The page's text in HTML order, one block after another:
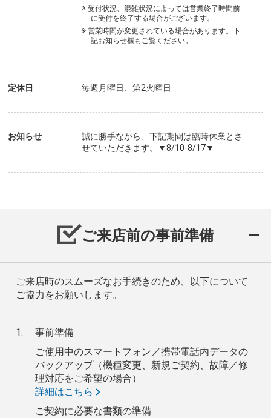
※ 受付状況、混雑状況によっては営業終了時間前
に受付を終了する場合がございます。
※ 営業時間が変更されている場合があります。下
記お知らせ欄もご覧ください。
定休日 毎週月曜日、第2火曜日
お知らせ
誠に勝手ながら、下記期間は臨時休業とさ
せていただきます。▼8/10-8/17▼
ご来店前の事前準備
ご来店時のスムーズなお手続きのため、以下について
ご協力をお願いします。
事前準備
ご使用中のスマートフォン／携帯電話内データの
バックアップ（機種変更、新規ご契約、故障／修
理対応をご希望の場合）
詳細はこちら
ご契約に必要な書類の準備